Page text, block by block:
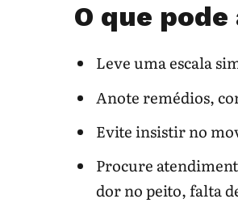
Fraqueza
Tontura ao
sudorese ou
alterado
Leve lista de
O que
Leve uma escala
Anote remédios,
Evite insistir no
Procure
dor no peito, falta